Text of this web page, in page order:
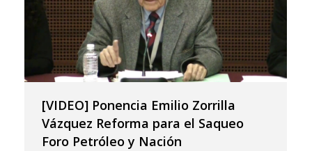
[VIDEO] Ponencia Emilio Zorrilla
Vázquez Reforma para el Saqueo
Foro Petróleo y Nación